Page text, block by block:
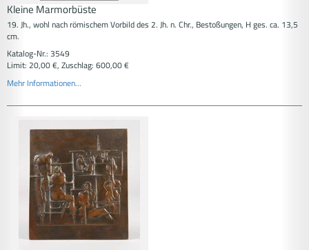
Kleine Marmorbüste
19. Jh., wohl nach römischem Vorbild des 2. Jh. n. Chr., Bestoßungen, H ges. ca. 13,5
cm.
Katalog-Nr.: 3549
Limit: 20,00 €, Zuschlag: 600,00 €
Mehr Informationen...